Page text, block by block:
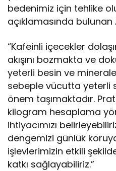
bedenimiz için tehlike
açıklamasında
“Kafeinli içecekler
akışını bozmakta ve
yeterli besin ve
sebeple vücutta yeterli
önem taşımaktadır.
kilogram hesaplama
ihtiyacımızı
dengemizi günlük
işlevlerimizin etkili
katkı sağlayabiliriz.”